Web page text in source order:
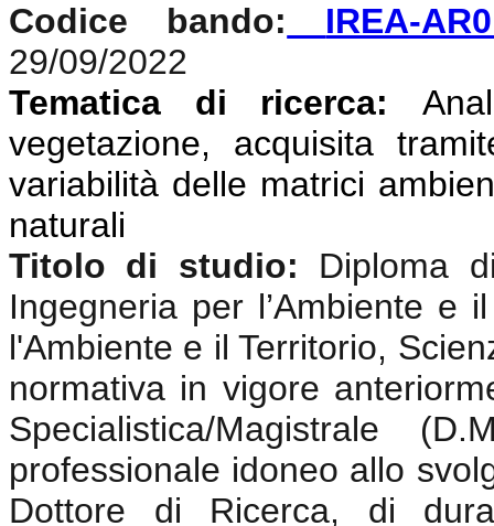
Codice bando:
IREA-
29/09/2022
Tematica di ricerca:
vegetazione, acquisita
variabilità delle matrici
naturali
Titolo di studio:
Diploma
Ingegneria per l’Ambiente e
l'Ambiente e il Territorio,
normativa in vigore
Specialistica/Magistrale
professionale idoneo allo
Dottore di Ricerca, di